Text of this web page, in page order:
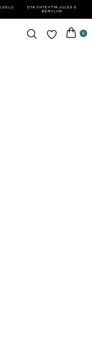
OTA YHTEYTTÄ JULES &
BERYLIIN
0